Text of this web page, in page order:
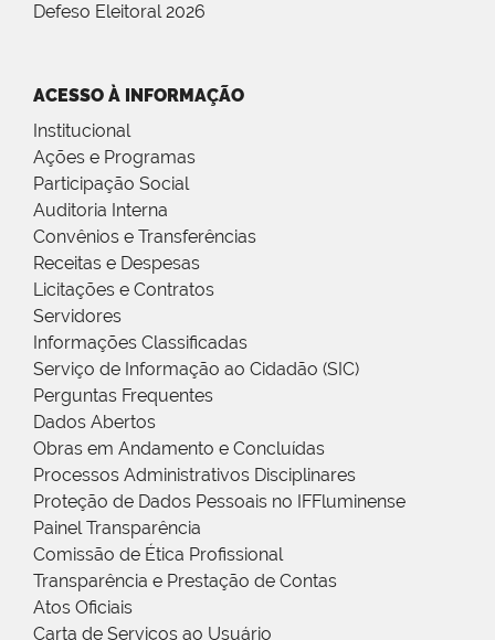
Defeso Eleitoral 2026
ACESSO À INFORMAÇÃO
Institucional
Ações e Programas
Participação Social
Auditoria Interna
Convênios e Transferências
Receitas e Despesas
Licitações e Contratos
Servidores
Informações Classificadas
Serviço de Informação ao Cidadão (SIC)
Perguntas Frequentes
Dados Abertos
Obras em Andamento e Concluídas
Processos Administrativos Disciplinares
Proteção de Dados Pessoais no IFFluminense
Painel Transparência
Comissão de Ética Profissional
Transparência e Prestação de Contas
Atos Oficiais
Carta de Serviços ao Usuário